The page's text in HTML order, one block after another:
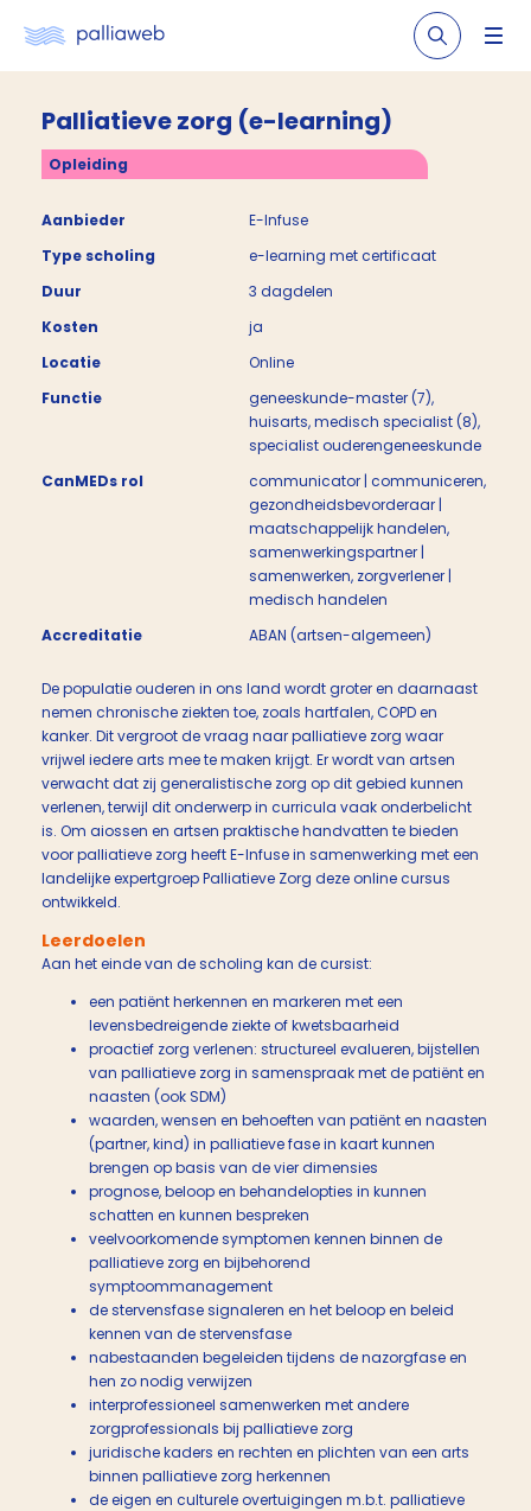
Palliatieve zorg (e-learning)
Opleiding
Aanbieder
E-Infuse
Type scholing
e-learning met certificaat
Duur
3 dagdelen
Kosten
ja
Locatie
Online
Functie
geneeskunde-master (7),
huisarts, medisch specialist (8),
specialist ouderengeneeskunde
CanMEDs rol
communicator | communiceren,
gezondheidsbevorderaar |
maatschappelijk handelen,
samenwerkingspartner |
samenwerken, zorgverlener |
medisch handelen
Accreditatie
ABAN (artsen-algemeen)
De populatie ouderen in ons land wordt groter en daarnaast
nemen chronische ziekten toe, zoals hartfalen, COPD en
kanker. Dit vergroot de vraag naar palliatieve zorg waar
vrijwel iedere arts mee te maken krijgt. Er wordt van artsen
verwacht dat zij generalistische zorg op dit gebied kunnen
verlenen, terwijl dit onderwerp in curricula vaak onderbelicht
is. Om aiossen en artsen praktische handvatten te bieden
voor palliatieve zorg heeft E-Infuse in samenwerking met een
landelijke expertgroep Palliatieve Zorg deze online cursus
ontwikkeld.
Leerdoelen
Aan het einde van de scholing kan de cursist:
een patiënt herkennen en markeren met een
levensbedreigende ziekte of kwetsbaarheid
proactief zorg verlenen: structureel evalueren, bijstellen
van palliatieve zorg in samenspraak met de patiënt en
naasten (ook SDM)
waarden, wensen en behoeften van patiënt en naasten
(partner, kind) in palliatieve fase in kaart kunnen
brengen op basis van de vier dimensies
prognose, beloop en behandelopties in kunnen
schatten en kunnen bespreken
veelvoorkomende symptomen kennen binnen de
palliatieve zorg en bijbehorend
symptoommanagement
de stervensfase signaleren en het beloop en beleid
kennen van de stervensfase
nabestaanden begeleiden tijdens de nazorgfase en
hen zo nodig verwijzen
interprofessioneel samenwerken met andere
zorgprofessionals bij palliatieve zorg
juridische kaders en rechten en plichten van een arts
binnen palliatieve zorg herkennen
de eigen en culturele overtuigingen m.b.t. palliatieve